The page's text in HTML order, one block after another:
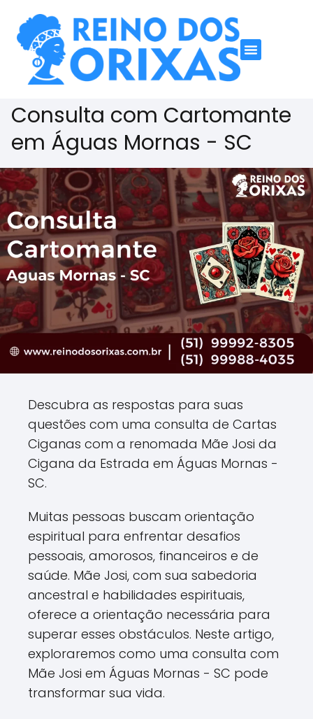
Consulta com Cartomante
em Águas Mornas - SC
Descubra as respostas para suas
questões com uma consulta de Cartas
Ciganas com a renomada Mãe Josi da
Cigana da Estrada em Águas Mornas -
SC.
Muitas pessoas buscam orientação
espiritual para enfrentar desafios
pessoais, amorosos, financeiros e de
saúde. Mãe Josi, com sua sabedoria
ancestral e habilidades espirituais,
oferece a orientação necessária para
superar esses obstáculos. Neste artigo,
exploraremos como uma consulta com
Mãe Josi em Águas Mornas - SC pode
transformar sua vida.